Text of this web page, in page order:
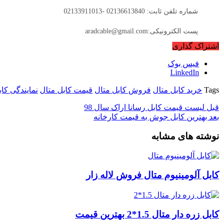
شماره تلفن ثابت: 02136613840 -02133911013
پست الکترونیکی:aradcable@gmail.com
اشتراک گذاری
فیس بوک
LinkedIn
Tags خرید کابل متال فروش کابل متال قیمت کابل متال نمایندگی
قبل لیست قیمت کابل رسانا اراک سال 98
بعد بهترین کابل جوش به قیمت کارخانه
نوشته های مشابه
کابل آلومینیوم متال فروش لاله زار
کابل زره دار متال 1.5*2 بهترین قیمت